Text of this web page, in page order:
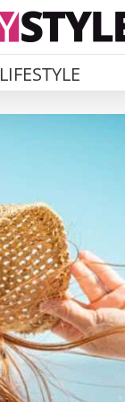
LIFESTYLE